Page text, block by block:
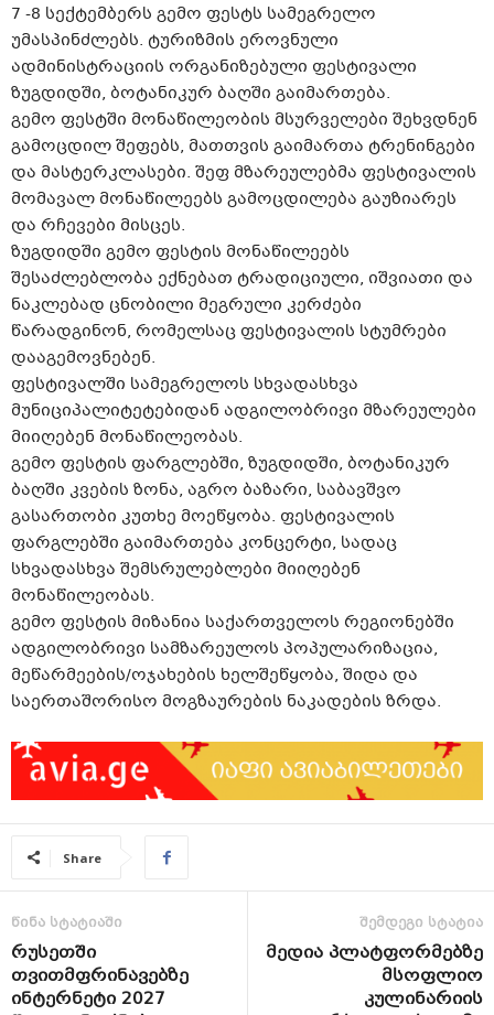
7 -8 სექტემბერს გემო ფესტს სამეგრელო
უმასპინძლებს. ტურიზმის ეროვნული
ადმინისტრაციის ორგანიზებული ფესტივალი
ზუგდიდში, ბოტანიკურ ბაღში გაიმართება.
გემო ფესტში მონაწილეობის მსურველები შეხვდნენ
გამოცდილ შეფებს, მათთვის გაიმართა ტრენინგები
და მასტერკლასები. შეფ მზარეულებმა ფესტივალის
მომავალ მონაწილეებს გამოცდილება გაუზიარეს
და რჩევები მისცეს.
ზუგდიდში გემო ფესტის მონაწილეებს
შესაძლებლობა ექნებათ ტრადიციული, იშვიათი და
ნაკლებად ცნობილი მეგრული კერძები
წარადგინონ, რომელსაც ფესტივალის სტუმრები
დააგემოვნებენ.
ფესტივალში სამეგრელოს სხვადასხვა
მუნიციპალიტეტებიდან ადგილობრივი მზარეულები
მიიღებენ მონაწილეობას.
გემო ფესტის ფარგლებში, ზუგდიდში, ბოტანიკურ
ბაღში კვების ზონა, აგრო ბაზარი, საბავშვო
გასართობი კუთხე მოეწყობა. ფესტივალის
ფარგლებში გაიმართება კონცერტი, სადაც
სხვადასხვა შემსრულებლები მიიღებენ
მონაწილეობას.
გემო ფესტის მიზანია საქართველოს რეგიონებში
ადგილობრივი სამზარეულოს პოპულარიზაცია,
მეწარმეების/ოჯახების ხელშეწყობა, შიდა და
საერთაშორისო მოგზაურების ნაკადების ზრდა.
Share
წინა სტატიაში
რუსეთში
თვითმფრინავებზე
ინტერნეტი 2027
შემდეგი სტატია
მედია პლატფორმებზე
მსოფლიო
კულინარიის